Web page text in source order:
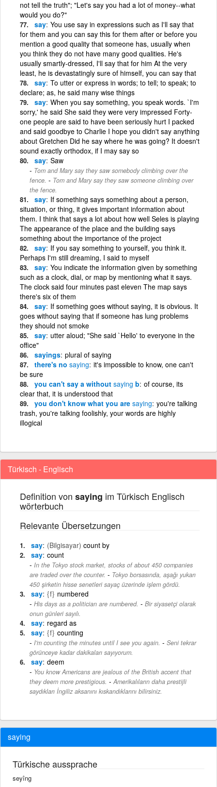
not tell the truth"; "Let's say you had a lot of money--what
would you do?"
say You use say in expressions such as I'll say that
for them and you can say this for them after or before you
mention a good quality that someone has, usually when
you think they do not have many good qualities. He's
usually smartly-dressed, I'll say that for him At the very
least, he is devastatingly sure of himself, you can say that
say To utter or express in words; to tell; to speak; to
declare; as, he said many wise things
say When you say something, you speak words. `I'm
sorry,' he said She said they were very impressed Forty-
one people are said to have been seriously hurt I packed
and said goodbye to Charlie I hope you didn't say anything
about Gretchen Did he say where he was going? It doesn't
sound exactly orthodox, if I may say so
say Saw
Tom and Mary say they saw somebody climbing over the
fence. - Tom and Mary say they saw someone climbing over
the fence.
say If something says something about a person,
situation, or thing, it gives important information about
them. I think that says a lot about how well Seles is playing
The appearance of the place and the building says
something about the importance of the project
say If you say something to yourself, you think it.
Perhaps I'm still dreaming, I said to myself
say You indicate the information given by something
such as a clock, dial, or map by mentioning what it says.
The clock said four minutes past eleven The map says
there's six of them
say If something goes without saying, it is obvious. It
goes without saying that if someone has lung problems
they should not smoke
say utter aloud; "She said `Hello' to everyone in the
office"
sayings plural of saying
there's no saying it's impossible to know, one can't
be sure
you can't say a without saying b of course, its
clear that, it is understood that
you don't know what you are saying you're talking
trash, you're talking foolishly, your words are highly
illogical
Türkisch - Englisch
Definition von saying im Türkisch Englisch
wörterbuch
Relevante Übersetzungen
say (Bilgisayar) count by
say count
In the Tokyo stock market, stocks of about 450 companies
are traded over the counter. - Tokyo borsasında, aşağı yukarı
450 şirketin hisse senetleri sayaç üzerinde işlem gördü.
say {f} numbered
His days as a politician are numbered. - Bir siyasetçi olarak
onun günleri sayılı.
say regard as
say {f} counting
I'm counting the minutes until I see you again. - Seni tekrar
görünceye kadar dakikaları sayıyorum.
say deem
You know Americans are jealous of the British accent that
they deem more prestigious. - Amerikalıların daha prestijli
saydıkları İngiliz aksanını kıskandıklarını bilirsiniz.
saying
Türkische aussprache
seyîng